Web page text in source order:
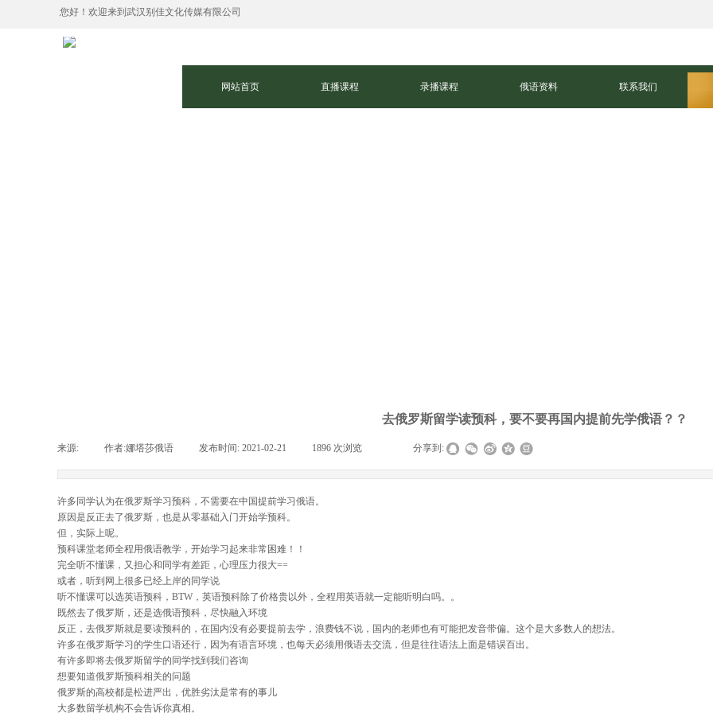
您好！欢迎来到武汉别佳文化传媒有限公司
网站首页 直播课程 录播课程 俄语资料 联系我们
去俄罗斯留学读预科，要不要再国内提前先学俄语？？
来源: 作者:娜塔莎俄语 发布时间: 2021-02-21 1896 次浏览 分享到:
许多同学认为在俄罗斯学习预科，不需要在中国提前学习俄语。
原因是反正去了俄罗斯，也是从零基础入门开始学预科。
但，实际上呢。
预科课堂老师全程用俄语教学，开始学习起来非常困难！！
完全听不懂课，又担心和同学有差距，心理压力很大==
或者，听到网上很多已经上岸的同学说
听不懂课可以选英语预科，BTW，英语预科除了价格贵以外，全程用英语就一定能听明白吗。。
既然去了俄罗斯，还是选俄语预科，尽快融入环境
反正，去俄罗斯就是要读预科的，在国内没有必要提前去学，浪费钱不说，国内的老师也有可能把发音带偏。这个是大多数人的想法。
许多在俄罗斯学习的学生口语还行，因为有语言环境，也每天必须用俄语去交流，但是往往语法上面是错误百出。
有许多即将去俄罗斯留学的同学找到我们咨询
想要知道俄罗斯预科相关的问题
俄罗斯的高校都是松进严出，优胜劣汰是常有的事儿
大多数留学机构不会告诉你真相。